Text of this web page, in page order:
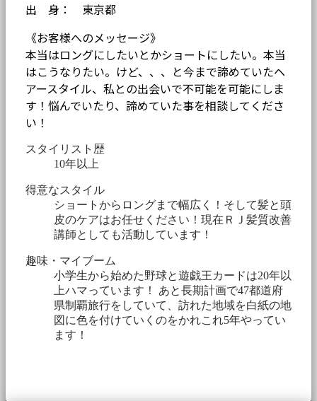
出 身： 東京都
《お客様へのメッセージ》
本当はロングにしたいとかショートにしたい。本当
はこうなりたい。けど、、、と今まで諦めていたヘ
アースタイル、私との出会いで不可能を可能にしま
す！悩んでいたり、諦めていた事を相談してくださ
い！
スタイリスト歴
10年以上
得意なスタイル
ショートからロングまで幅広く！そして髪と頭
皮のケアはお任せください！現在ＲＪ髪質改善
講師としても活動しています！
趣味・マイブーム
小学生から始めた野球と遊戯王カードは20年以
上ハマっています！ あと長期計画で47都道府
県制覇旅行をしていて、訪れた地域を白紙の地
図に色を付けていくのをかれこれ5年やってい
ます！